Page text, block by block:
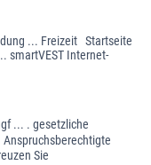
... Freizeit Startseite
smartVEST Internet-
... . gesetzliche
Sie